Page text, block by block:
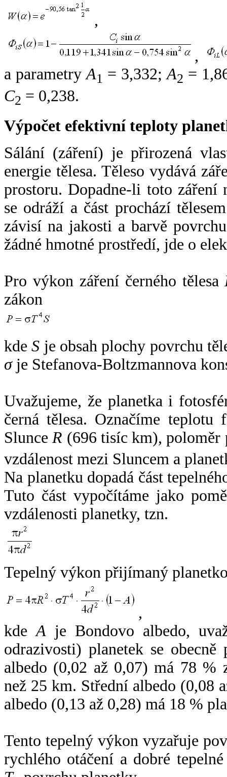
,
,
a parametryA1 = 3,332;A2 =
C2 = 0,238.
Výpočet efektivní teploty
Sálání (záření) je přirozená
energie tělesa. Těleso vydává
prostoru. Dopadne-li toto záření
se odráží a část prochází
závisí na jakosti a barvě
žádné hmotné prostředí, jde o
Pro výkon záření černého tělesa
zákon
kdeS je obsah plochy povrchu
σje Stefanova-Boltzmannova
Uvažujeme, že planetka i
černá tělesa. Označíme
SlunceR (696 tisíc km),
vzdálenost mezi Sluncem a
Na planetku dopadá část
Tuto část vypočítáme jako
vzdálenosti planetky, tzn.
Tepelný výkon přijímaný
,
kdeA je Bondovo albedo,
odrazivosti) planetek se
albedo (0,02 až 0,07) má 78 %
než 25 km. Střední albedo (0,08
albedo (0,13 až 0,28) má 18 %
Tento tepelný výkon vyzařuje
rychlého otáčení a dobré